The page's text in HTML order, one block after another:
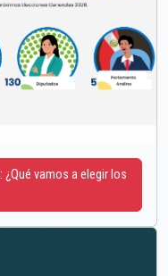
¿Qué vamos a elegir los